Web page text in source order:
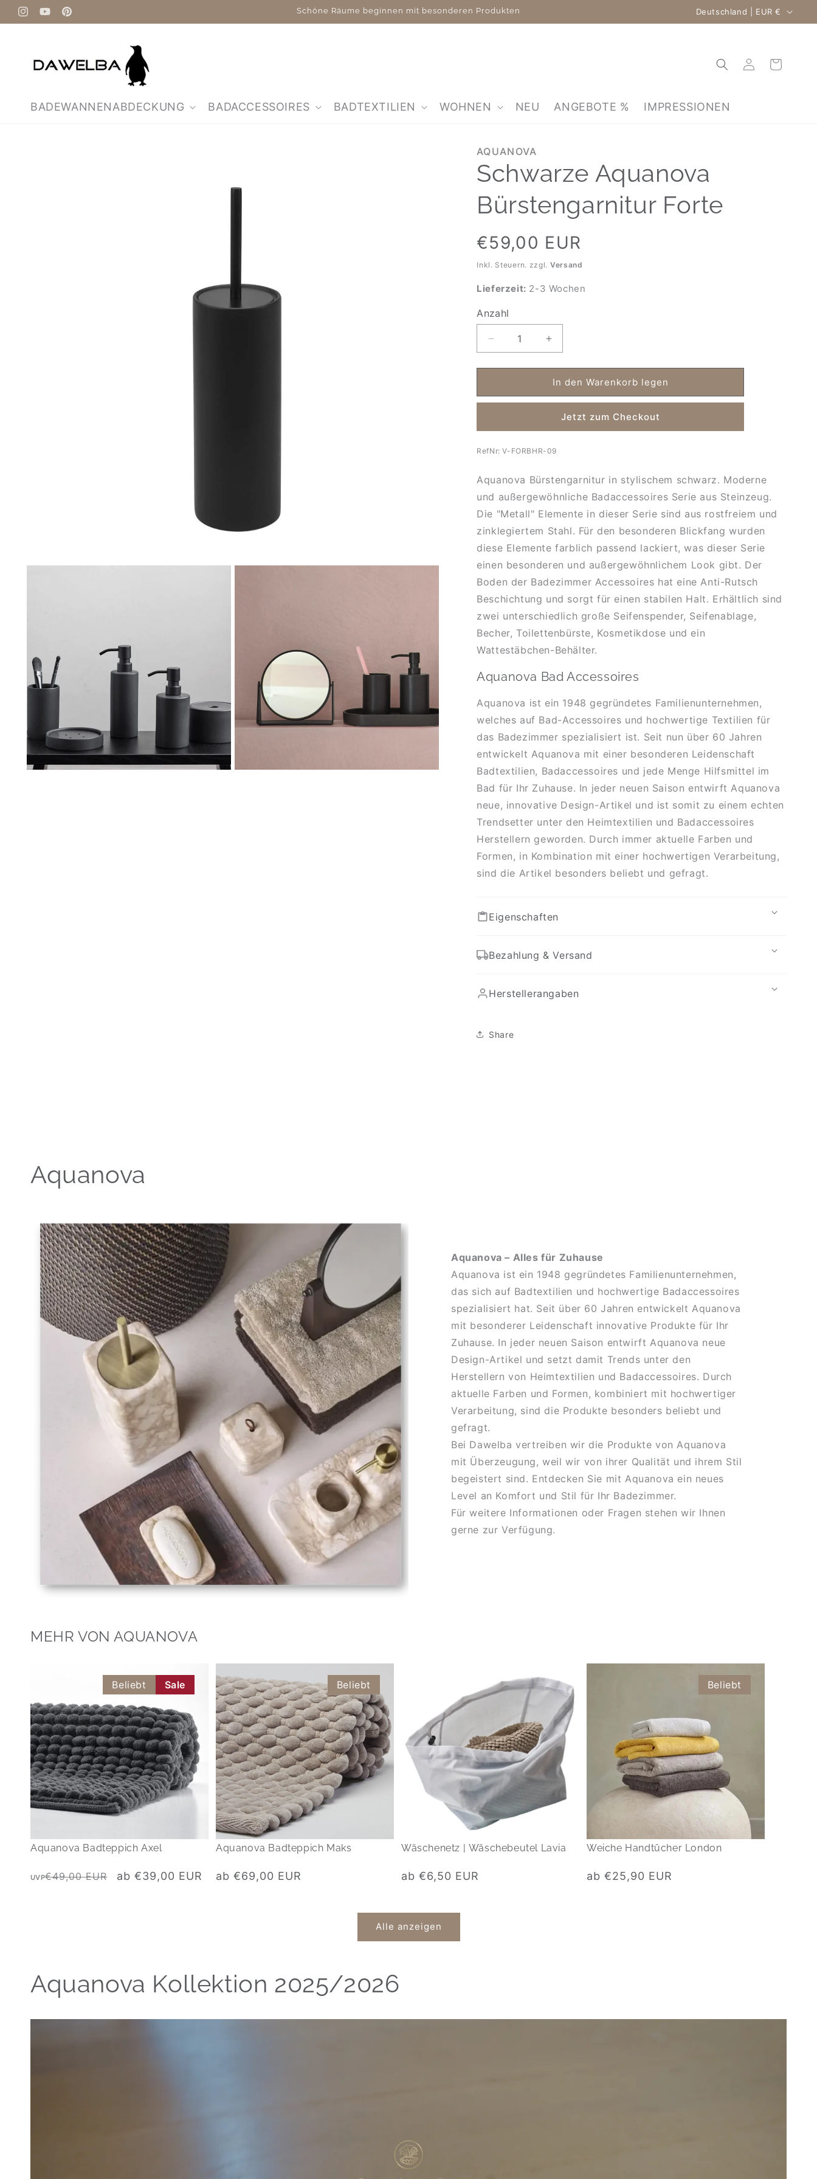
zum
Inhalt
InstagramYouTubePinterest
Schöne Räume beginnen mit besonderen Produkten Land/Region Deutschland | EUR €
BADEWANNENABDECKUNG BADACCESSOIRES BADTEXTILIEN WOHNEN NEU ANGEBOTE % IMPRESSIONEN
EinloggenWarenkorb
AQUANOVA
Schwarze Aquanova
Bürstengarnitur Forte
Normaler
€59,00 EUR
Inkl. Steuern. zzgl. Versand
Lieferzeit: 2-3 Wochen
Anzahl
Anzahl
Verringere
die
Menge
Schwarze
Bürstengarnitur
Forte
Erhöhe
die
Menge
für
Schwarze
Bürstengarnitur
Forte
In den Warenkorb legen
Jetzt zum Checkout
RefNr:V-FORBHR-09
Aquanova Bürstengarnitur in stylischem schwarz. Moderne
und außergewöhnliche Badaccessoires Serie aus Steinzeug.
Die "Metall" Elemente in dieser Serie sind aus rostfreiem und
zinklegiertem Stahl. Für den besonderen Blickfang wurden
diese Elemente farblich passend lackiert, was dieser Serie
einen besonderen und außergewöhnlichem Look gibt. Der
Boden der Badezimmer Accessoires hat eine Anti-Rutsch
Beschichtung und sorgt für einen stabilen Halt. Erhältlich sind
zwei unterschiedlich große Seifenspender, Seifenablage,
Becher, Toilettenbürste, Kosmetikdose und ein
Wattestäbchen-Behälter.
Aquanova Bad Accessoires
Aquanova ist ein 1948 gegründetes Familienunternehmen,
welches auf Bad-Accessoires und hochwertige Textilien für
das Badezimmer spezialisiert ist. Seit nun über 60 Jahren
entwickelt Aquanova mit einer besonderen Leidenschaft
Badtextilien, Badaccessoires und jede Menge Hilfsmittel im
Bad für Ihr Zuhause. In jeder neuen Saison entwirft Aquanova
neue, innovative Design-Artikel und ist somit zu einem echten
Trendsetter unter den Heimtextilien und Badaccessoires
Herstellern geworden. Durch immer aktuelle Farben und
Formen, in Kombination mit einer hochwertigen Verarbeitung,
sind die Artikel besonders beliebt und gefragt.
Eigenschaften
Bezahlung & Versand
Herstellerangaben
Share
Aquanova
Aquanova – Alles für Zuhause
Aquanova ist ein 1948 gegründetes Familienunternehmen,
das sich auf Badtextilien und hochwertige Badaccessoires
spezialisiert hat. Seit über 60 Jahren entwickelt Aquanova
mit besonderer Leidenschaft innovative Produkte für Ihr
Zuhause. In jeder neuen Saison entwirft Aquanova neue
Design-Artikel und setzt damit Trends unter den
Herstellern von Heimtextilien und Badaccessoires. Durch
aktuelle Farben und Formen, kombiniert mit hochwertiger
Verarbeitung, sind die Produkte besonders beliebt und
gefragt.
Bei Dawelba vertreiben wir die Produkte von Aquanova
mit Überzeugung, weil wir von ihrer Qualität und ihrem Stil
begeistert sind. Entdecken Sie mit Aquanova ein neues
Level an Komfort und Stil für Ihr Badezimmer.
Für weitere Informationen oder Fragen stehen wir Ihnen
gerne zur Verfügung.
MEHR VON AQUANOVA
Aquanova Badteppich Axel
Normaler
UVP€49,00 EUR Verkaufspreis
ab €39,00 EUR
Beliebt Sale
Aquanova Badteppich Maks
Normaler
ab €69,00 EUR
Beliebt
Wäschenetz | Wäschebeutel Lavia
Normaler
ab €6,50 EUR
Weiche Handtücher London
Normaler
ab €25,90 EUR
Beliebt
Alle anzeigen
Aquanova Kollektion 2025/2026